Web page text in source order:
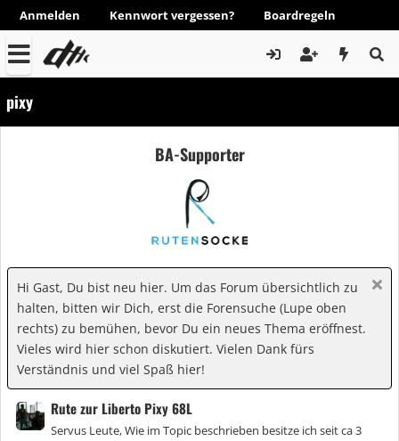
Anmelden Kennwort vergessen? Boardregeln
pixy
BA-Supporter
Hi Gast, Du bist neu hier. Um das Forum übersichtlich zu
halten, bitten wir Dich, erst die Forensuche (Lupe oben
rechts) zu bemühen, bevor Du ein neues Thema eröffnest.
Vieles wird hier schon diskutiert. Vielen Dank fürs
Verständnis und viel Spaß hier!
Rute zur Liberto Pixy 68L
Servus Leute, Wie im Topic beschrieben besitze ich seit ca 3